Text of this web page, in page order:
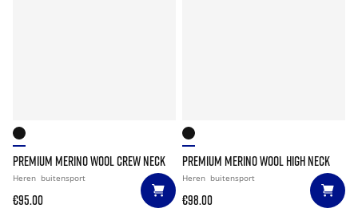
PREMIUM MERINO WOOL CREW NECK
Heren buitensport
€95.00
PREMIUM MERINO WOOL HIGH NECK
Heren buitensport
€98.00